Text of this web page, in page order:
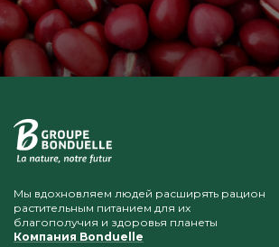
Мы вдохновляем людей расширять рацион
растительным питанием для их
благополучия и здоровья планеты
Компания Bonduelle